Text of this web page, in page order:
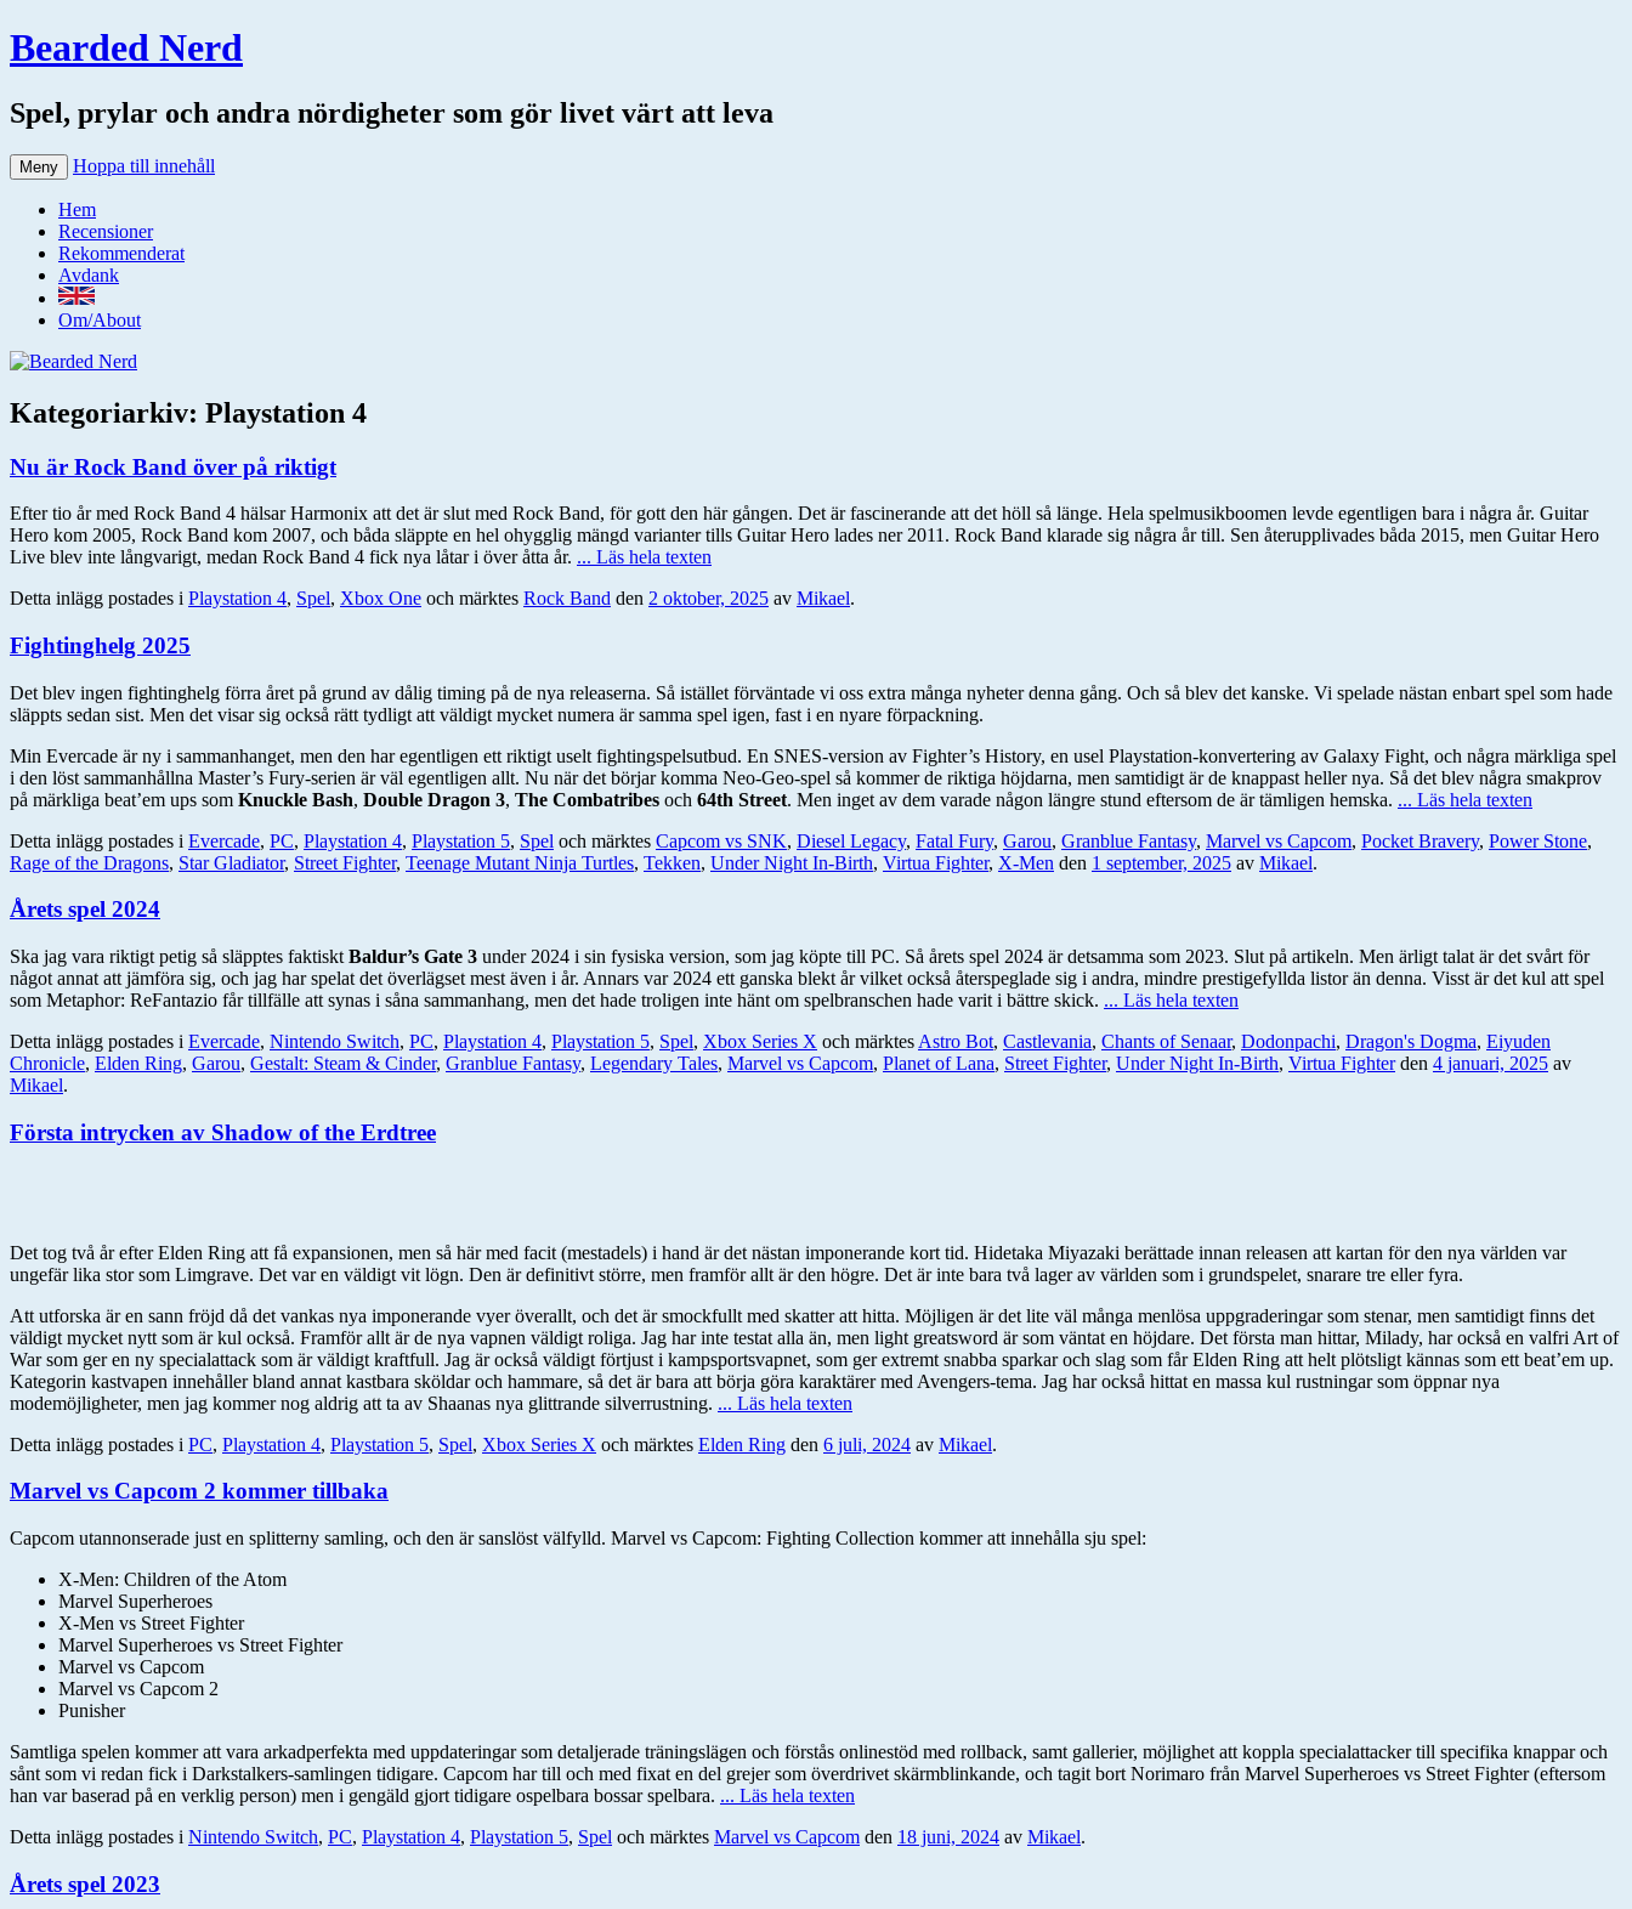
Bearded Nerd
Spel, prylar och andra nördigheter som gör livet värt att leva
Meny Hoppa till innehåll
Hem
Recensioner
Rekommenderat
Avdank
Om/About
Kategoriarkiv: Playstation 4
Nu är Rock Band över på riktigt
Efter tio år med Rock Band 4 hälsar Harmonix att det är slut med Rock Band, för gott den här gången. Det är fascinerande att det höll så länge. Hela spelmusikboomen levde egentligen bara i några år. Guitar
Hero kom 2005, Rock Band kom 2007, och båda släppte en hel ohygglig mängd varianter tills Guitar Hero lades ner 2011. Rock Band klarade sig några år till. Sen återupplivades båda 2015, men Guitar Hero
Live blev inte långvarigt, medan Rock Band 4 fick nya låtar i över åtta år. ... Läs hela texten
Detta inlägg postades i Playstation 4, Spel, Xbox One och märktes Rock Band den 2 oktober, 2025 av Mikael.
Fightinghelg 2025
Det blev ingen fightinghelg förra året på grund av dålig timing på de nya releaserna. Så istället förväntade vi oss extra många nyheter denna gång. Och så blev det kanske. Vi spelade nästan enbart spel som hade
släppts sedan sist. Men det visar sig också rätt tydligt att väldigt mycket numera är samma spel igen, fast i en nyare förpackning.
Min Evercade är ny i sammanhanget, men den har egentligen ett riktigt uselt fightingspelsutbud. En SNES-version av Fighter’s History, en usel Playstation-konvertering av Galaxy Fight, och några märkliga spel
i den löst sammanhållna Master’s Fury-serien är väl egentligen allt. Nu när det börjar komma Neo-Geo-spel så kommer de riktiga höjdarna, men samtidigt är de knappast heller nya. Så det blev några smakprov
på märkliga beat’em ups som Knuckle Bash, Double Dragon 3, The Combatribes och 64th Street. Men inget av dem varade någon längre stund eftersom de är tämligen hemska. ... Läs hela texten
Detta inlägg postades i Evercade, PC, Playstation 4, Playstation 5, Spel och märktes Capcom vs SNK, Diesel Legacy, Fatal Fury, Garou, Granblue Fantasy, Marvel vs Capcom, Pocket Bravery, Power Stone,
Rage of the Dragons, Star Gladiator, Street Fighter, Teenage Mutant Ninja Turtles, Tekken, Under Night In-Birth, Virtua Fighter, X-Men den 1 september, 2025 av Mikael.
Årets spel 2024
Ska jag vara riktigt petig så släpptes faktiskt Baldur’s Gate 3 under 2024 i sin fysiska version, som jag köpte till PC. Så årets spel 2024 är detsamma som 2023. Slut på artikeln. Men ärligt talat är det svårt för
något annat att jämföra sig, och jag har spelat det överlägset mest även i år. Annars var 2024 ett ganska blekt år vilket också återspeglade sig i andra, mindre prestigefyllda listor än denna. Visst är det kul att spel
som Metaphor: ReFantazio får tillfälle att synas i såna sammanhang, men det hade troligen inte hänt om spelbranschen hade varit i bättre skick. ... Läs hela texten
Detta inlägg postades i Evercade, Nintendo Switch, PC, Playstation 4, Playstation 5, Spel, Xbox Series X och märktes Astro Bot, Castlevania, Chants of Senaar, Dodonpachi, Dragon's Dogma, Eiyuden
Chronicle, Elden Ring, Garou, Gestalt: Steam & Cinder, Granblue Fantasy, Legendary Tales, Marvel vs Capcom, Planet of Lana, Street Fighter, Under Night In-Birth, Virtua Fighterden 4 januari, 2025 av
Mikael.
Första intrycken av Shadow of the Erdtree
Det tog två år efter Elden Ring att få expansionen, men så här med facit (mestadels) i hand är det nästan imponerande kort tid. Hidetaka Miyazaki berättade innan releasen att kartan för den nya världen var
ungefär lika stor som Limgrave. Det var en väldigt vit lögn. Den är definitivt större, men framför allt är den högre. Det är inte bara två lager av världen som i grundspelet, snarare tre eller fyra.
Att utforska är en sann fröjd då det vankas nya imponerande vyer överallt, och det är smockfullt med skatter att hitta. Möjligen är det lite väl många menlösa uppgraderingar som stenar, men samtidigt finns det
väldigt mycket nytt som är kul också. Framför allt är de nya vapnen väldigt roliga. Jag har inte testat alla än, men light greatsword är som väntat en höjdare. Det första man hittar, Milady, har också en valfri Art of
War som ger en ny specialattack som är väldigt kraftfull. Jag är också väldigt förtjust i kampsportsvapnet, som ger extremt snabba sparkar och slag som får Elden Ring att helt plötsligt kännas som ett beat’em up.
Kategorin kastvapen innehåller bland annat kastbara sköldar och hammare, så det är bara att börja göra karaktärer med Avengers-tema. Jag har också hittat en massa kul rustningar som öppnar nya
modemöjligheter, men jag kommer nog aldrig att ta av Shaanas nya glittrande silverrustning. ... Läs hela texten
Detta inlägg postades i PC, Playstation 4, Playstation 5, Spel, Xbox Series X och märktes Elden Ring den 6 juli, 2024 av Mikael.
Marvel vs Capcom 2 kommer tillbaka
Capcom utannonserade just en splitterny samling, och den är sanslöst välfylld. Marvel vs Capcom: Fighting Collection kommer att innehålla sju spel:
X-Men: Children of the Atom
Marvel Superheroes
X-Men vs Street Fighter
Marvel Superheroes vs Street Fighter
Marvel vs Capcom
Marvel vs Capcom 2
Punisher
Samtliga spelen kommer att vara arkadperfekta med uppdateringar som detaljerade träningslägen och förstås onlinestöd med rollback, samt gallerier, möjlighet att koppla specialattacker till specifika knappar och
sånt som vi redan fick i Darkstalkers-samlingen tidigare. Capcom har till och med fixat en del grejer som överdrivet skärmblinkande, och tagit bort Norimaro från Marvel Superheroes vs Street Fighter (eftersom
han var baserad på en verklig person) men i gengäld gjort tidigare ospelbara bossar spelbara. ... Läs hela texten
Detta inlägg postades i Nintendo Switch, PC, Playstation 4, Playstation 5, Spel och märktes Marvel vs Capcom den 18 juni, 2024 av Mikael.
Årets spel 2023